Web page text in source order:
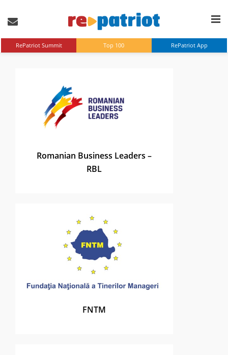
RePatriot Summit Top 100 RePatriot App
Romanian Business Leaders –
RBL
FNTM